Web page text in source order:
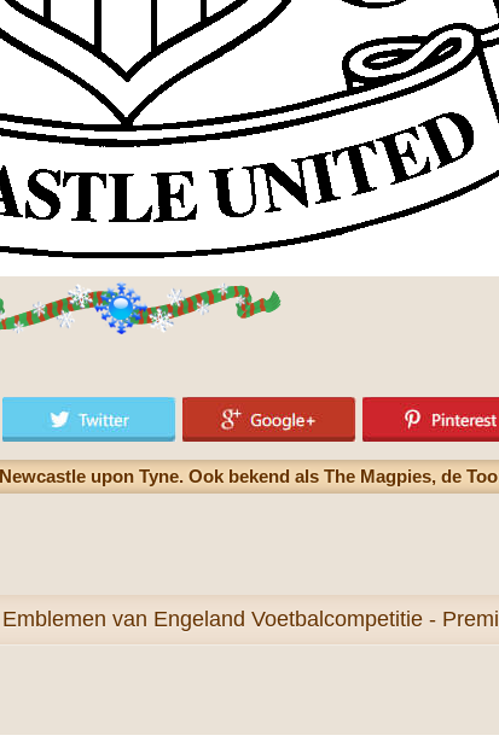
upon Tyne. Ook bekend als The Magpies, de
van Engeland Voetbalcompetitie -